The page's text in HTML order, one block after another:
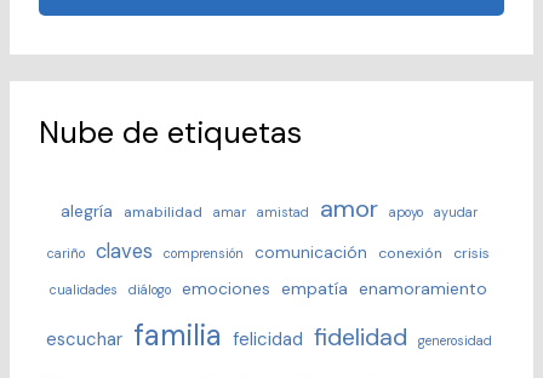
Nube de etiquetas
alegría amabilidad amar amistad amor apoyo ayudar
cariño claves comprensión comunicación conexión crisis
cualidades diálogo emociones empatía enamoramiento
escuchar familia felicidad fidelidad generosidad